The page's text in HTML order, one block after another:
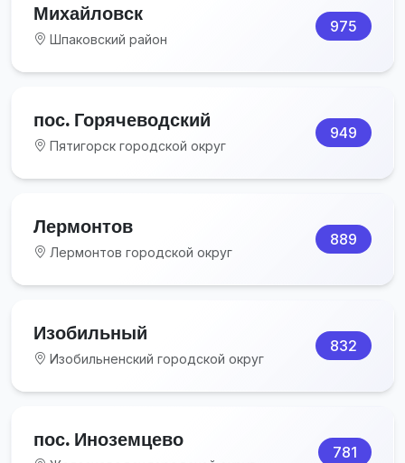
Михайловск
Шпаковский район
975
пос. Горячеводский
Пятигорск городской округ
949
Лермонтов
Лермонтов городской округ
889
Изобильный
Изобильненский городской округ
832
пос. Иноземцево
781